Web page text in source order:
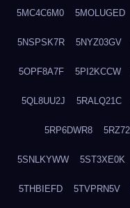
5MC4C6M0 5MOLUGED
5NSPSK7R 5NYZ03GV
5OPF8A7F 5PI2KCCW
5QL8UU2J 5RALQ21C
5RP6DWR8
5SNLKYWW 5ST3XE0K
5THBIEFD 5TVPRN5V